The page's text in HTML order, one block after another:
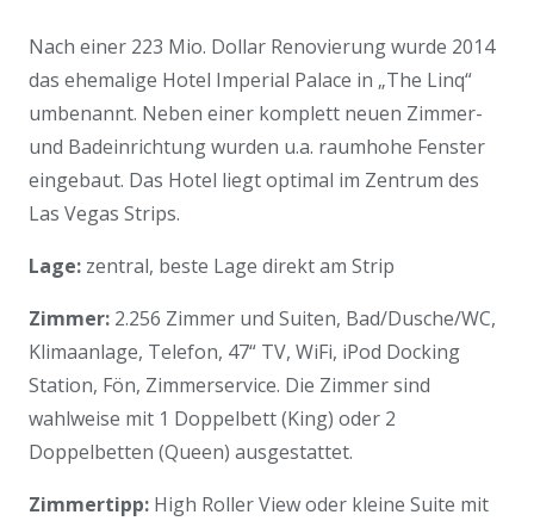
Nach einer 223 Mio. Dollar Renovierung wurde 2014
das ehemalige Hotel Imperial Palace in „The Linq“
umbenannt. Neben einer komplett neuen Zimmer-
und Badeinrichtung wurden u.a. raumhohe Fenster
eingebaut. Das Hotel liegt optimal im Zentrum des
Las Vegas Strips.
Lage: zentral, beste Lage direkt am Strip
Zimmer: 2.256 Zimmer und Suiten, Bad/Dusche/WC,
Klimaanlage, Telefon, 47“ TV, WiFi, iPod Docking
Station, Fön, Zimmerservice. Die Zimmer sind
wahlweise mit 1 Doppelbett (King) oder 2
Doppelbetten (Queen) ausgestattet.
Zimmertipp: High Roller View oder kleine Suite mit